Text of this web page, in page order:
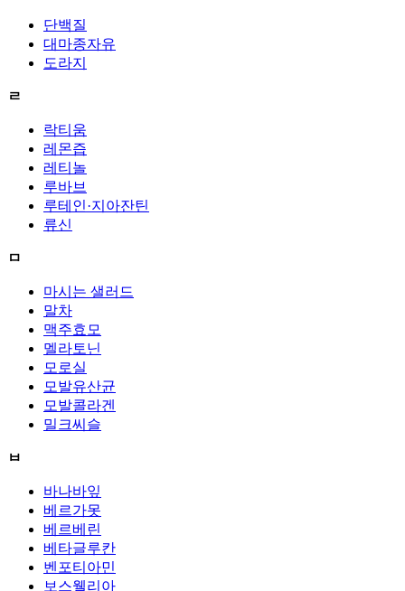
단백질
대마종자유
도라지
ㄹ
락티움
레몬즙
레티놀
루바브
루테인·지아잔틴
류신
ㅁ
마시는 샐러드
말차
맥주효모
멜라토닌
모로실
모발유산균
모발콜라겐
밀크씨슬
ㅂ
바나바잎
베르가못
베르베린
베타글루칸
벤포티아민
보스웰리아